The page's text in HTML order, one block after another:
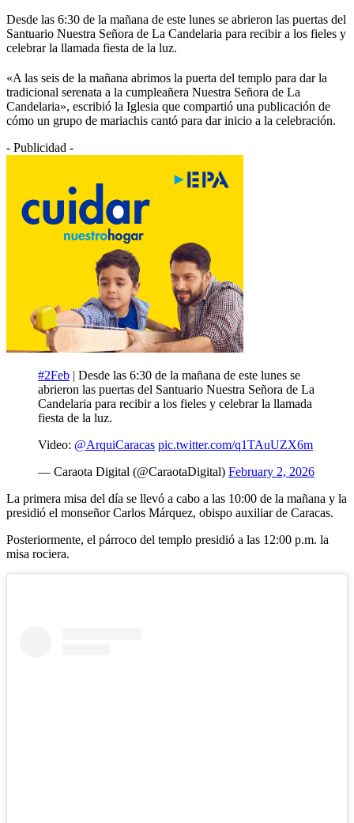
Desde las 6:30 de la mañana de este lunes se abrieron las puertas del
Santuario Nuestra Señora de La Candelaria para recibir a los fieles y
celebrar la llamada fiesta de la luz.
«A las seis de la mañana abrimos la puerta del templo para dar la
tradicional serenata a la cumpleañera Nuestra Señora de La
Candelaria», escribió la Iglesia que compartió una publicación de
cómo un grupo de mariachis cantó para dar inicio a la celebración.
- Publicidad -
#2Feb | Desde las 6:30 de la mañana de este lunes se
abrieron las puertas del Santuario Nuestra Señora de La
Candelaria para recibir a los fieles y celebrar la llamada
fiesta de la luz.
Video: @ArquiCaracas pic.twitter.com/q1TAuUZX6m
— Caraota Digital (@CaraotaDigital) February 2, 2026
La primera misa del día se llevó a cabo a las 10:00 de la mañana y la
presidió el monseñor Carlos Márquez, obispo auxiliar de Caracas.
Posteriormente, el párroco del templo presidió a las 12:00 p.m. la
misa rociera.